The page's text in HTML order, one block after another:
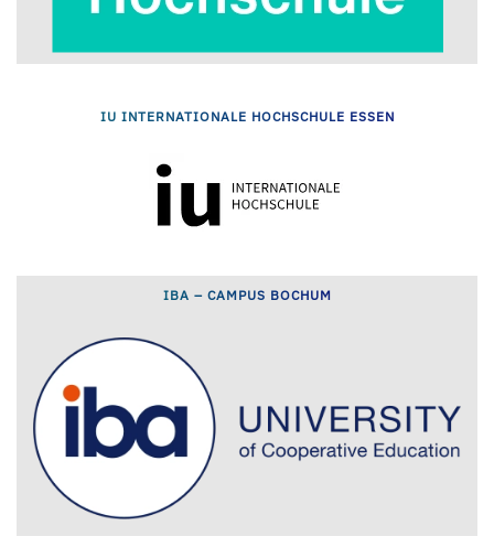
IU INTERNATIONALE HOCHSCHULE ESSEN
IBA – CAMPUS BOCHUM